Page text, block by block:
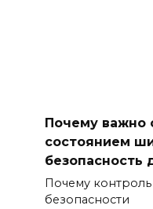
Почему важно
состоянием
безопасность
Почему
безопасности